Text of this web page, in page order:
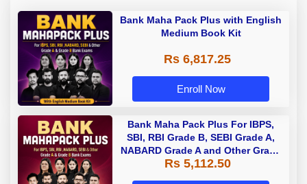
Bank Maha Pack Plus with English
Medium Book Kit
Rs 6,817.25
Enroll Now
Bank Maha Pack Plus For IBPS,
SBI, RBI Grade B, SEBI Grade A,
NABARD Grade A and Other Grade
A & Grade B Bank Exams
Rs 5,112.50